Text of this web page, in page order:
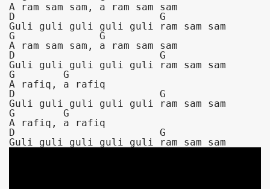
A ram sam sam, a ram sam sam
D                        G
Guli guli guli guli guli ram sam sam
G              G
A ram sam sam, a ram sam sam
D                        G
Guli guli guli guli guli ram sam sam
G        G
A rafiq, a rafiq
D                        G
Guli guli guli guli guli ram sam sam
G        G
A rafiq, a rafiq
D                        G
Guli guli guli guli guli ram sam sam